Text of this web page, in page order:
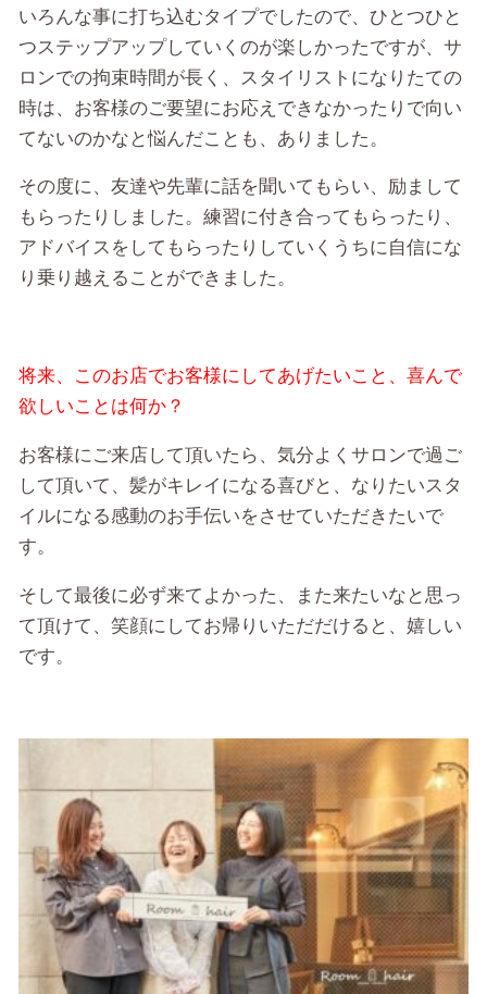
いろんな事に打ち込むタイプでしたので、ひとつひと
つステップアップしていくのが楽しかったですが、サ
ロンでの拘束時間が長く、スタイリストになりたての
時は、お客様のご要望にお応えできなかったりで向い
てないのかなと悩んだことも、ありました。
その度に、友達や先輩に話を聞いてもらい、励まして
もらったりしました。練習に付き合ってもらったり、
アドバイスをしてもらったりしていくうちに自信にな
り乗り越えることができました。
将来、このお店でお客様にしてあげたいこと、喜んで
欲しいことは何か？
お客様にご来店して頂いたら、気分よくサロンで過ご
して頂いて、髪がキレイになる喜びと、なりたいスタ
イルになる感動のお手伝いをさせていただきたいで
す。
そして最後に必ず来てよかった、また来たいなと思っ
て頂けて、笑顔にしてお帰りいただだけると、嬉しい
です。